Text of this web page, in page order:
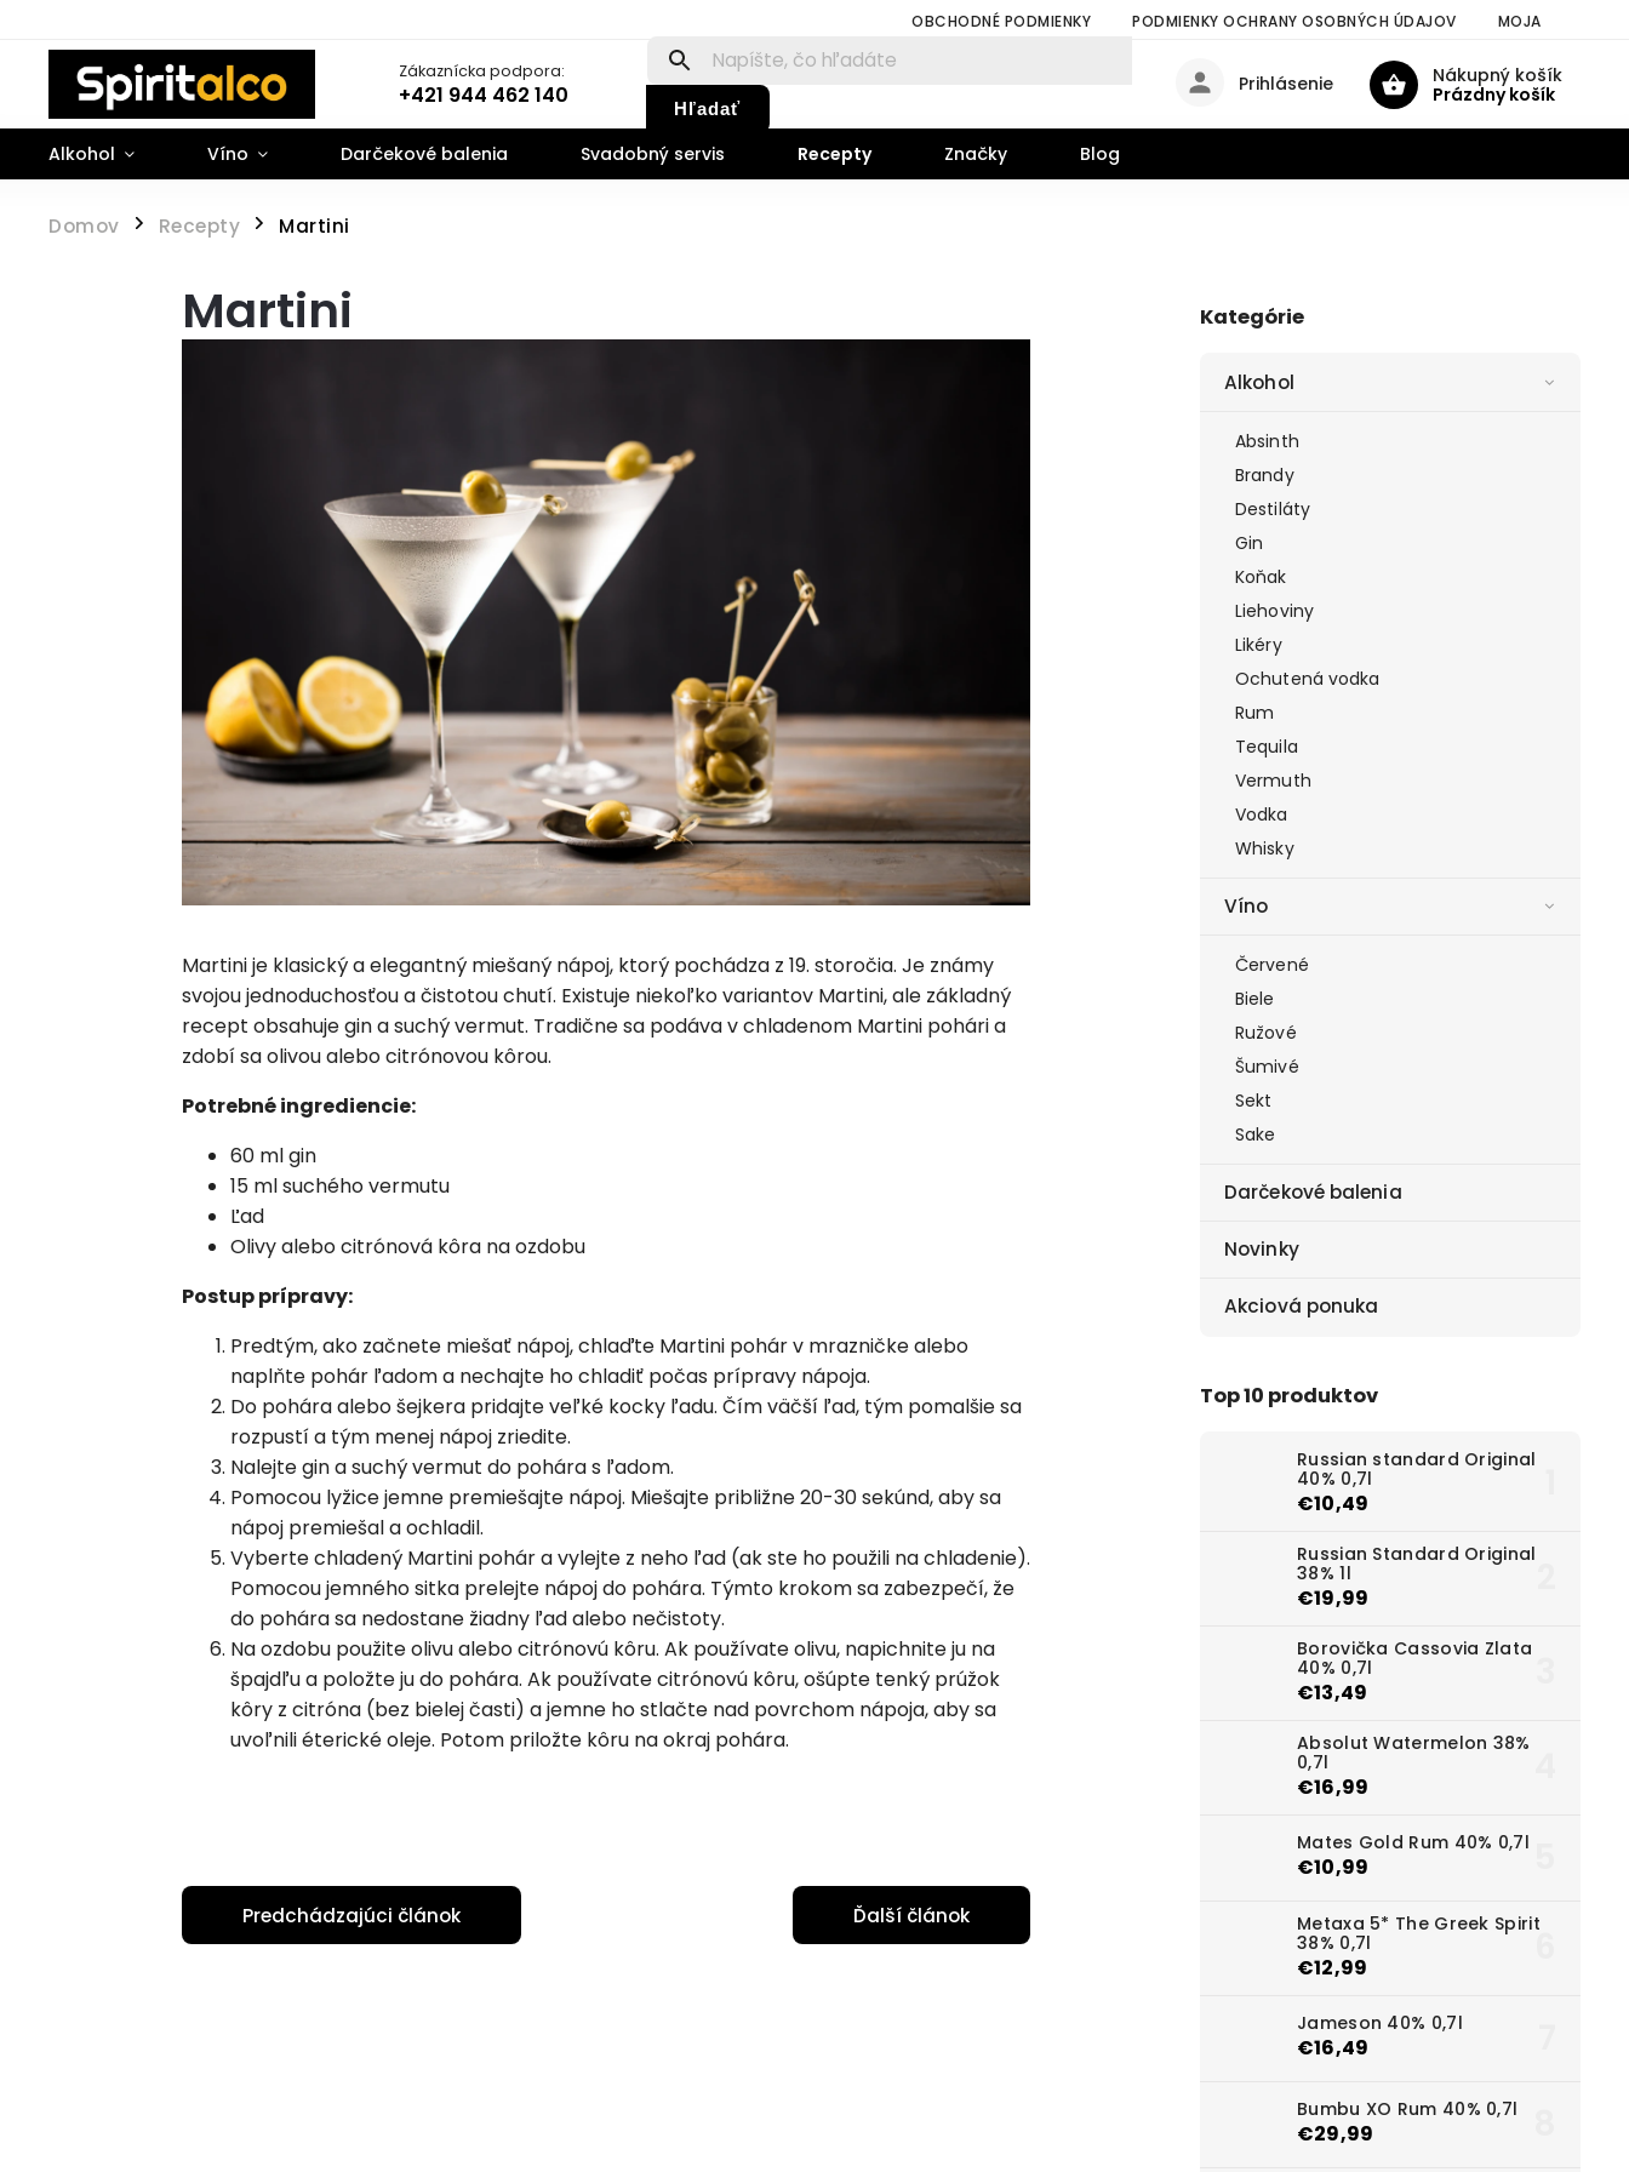
OBCHODNÉ PODMIENKY PODMIENKY OCHRANY OSOBNÝCH ÚDAJOV MOJA
Zákaznícka podpora:
+421 944 462 140 Hľadať
Nákupný košík
Prázdny košík
Prihlásenie
Alkohol Víno Darčekové balenia Svadobný servis Recepty Značky Blog
Domov / Recepty / Martini
Kategórie
Alkohol
Absinth
Brandy
Destiláty
Gin
Koňak
Liehoviny
Likéry
Ochutená vodka
Rum
Tequila
Vermuth
Vodka
Whisky
Víno
Červené
Biele
Ružové
Šumivé
Sekt
Sake
Darčekové balenia
Novinky
Akciová ponuka
Top 10 produktov
Russian standard Original
40% 0,7l
€10,49
Russian Standard Original
38% 1l
€19,99
Borovička Cassovia Zlata
40% 0,7l
€13,49
Absolut Watermelon 38%
0,7l
€16,99
Mates Gold Rum 40% 0,7l
€10,99
Metaxa 5* The Greek Spirit
38% 0,7l
€12,99
Jameson 40% 0,7l
€16,49
Bumbu XO Rum 40% 0,7l
€29,99
Martini
Martini je klasický a elegantný miešaný nápoj, ktorý pochádza z 19. storočia. Je známy
svojou jednoduchosťou a čistotou chutí. Existuje niekoľko variantov Martini, ale základný
recept obsahuje gin a suchý vermut. Tradične sa podáva v chladenom Martini pohári a
zdobí sa olivou alebo citrónovou kôrou.
Potrebné ingrediencie:
60 ml gin
15 ml suchého vermutu
Ľad
Olivy alebo citrónová kôra na ozdobu
Postup prípravy:
Predtým, ako začnete miešať nápoj, chlaďte Martini pohár v mrazničke alebo
naplňte pohár ľadom a nechajte ho chladiť počas prípravy nápoja.
Do pohára alebo šejkera pridajte veľké kocky ľadu. Čím väčší ľad, tým pomalšie sa
rozpustí a tým menej nápoj zriedite.
Nalejte gin a suchý vermut do pohára s ľadom.
Pomocou lyžice jemne premiešajte nápoj. Miešajte približne 20-30 sekúnd, aby sa
nápoj premiešal a ochladil.
Vyberte chladený Martini pohár a vylejte z neho ľad (ak ste ho použili na chladenie).
Pomocou jemného sitka prelejte nápoj do pohára. Týmto krokom sa zabezpečí, že
do pohára sa nedostane žiadny ľad alebo nečistoty.
Na ozdobu použite olivu alebo citrónovú kôru. Ak používate olivu, napichnite ju na
špajdľu a položte ju do pohára. Ak používate citrónovú kôru, ošúpte tenký prúžok
kôry z citróna (bez bielej časti) a jemne ho stlačte nad povrchom nápoja, aby sa
uvoľnili éterické oleje. Potom priložte kôru na okraj pohára.
Predchádzajúci článok Ďalší článok